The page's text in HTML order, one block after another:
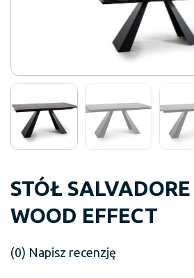
STÓŁ
WOOD EFFECT
(0) Napisz recenzję